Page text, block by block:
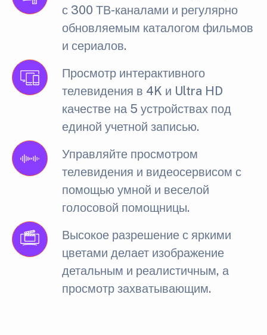
с 300 ТВ-каналами и регулярно
обновляемым каталогом фильмов
и сериалов.
Просмотр интерактивного
телевидения в 4K и Ultra HD
качестве на 5 устройствах под
единой учетной записью.
Управляйте просмотром
телевидения и видеосервисом с
помощью умной и веселой
голосовой помощницы.
Высокое разрешение с яркими
цветами делает изображение
детальным и реалистичным, а
просмотр захватывающим.